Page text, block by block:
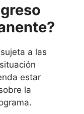
a las
estar
la